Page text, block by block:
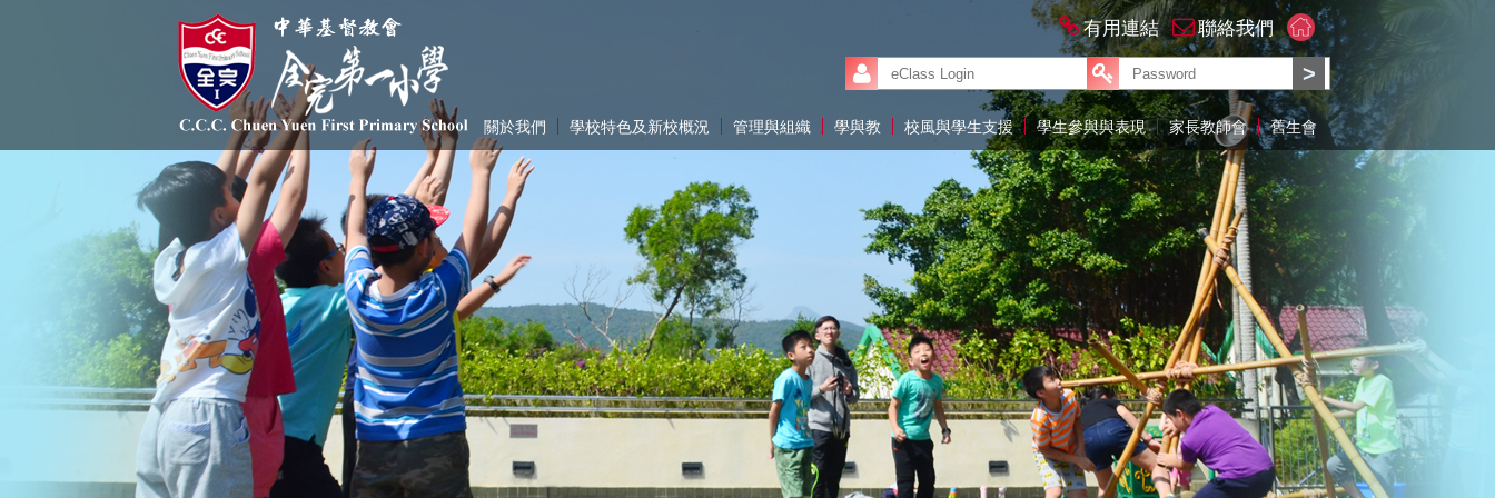
有用連結 聯絡我們
關於我們 學校特色及新校概況 管理與組織 學與教 校風與學生支援 學生參與與表現 家長教師會 舊生會